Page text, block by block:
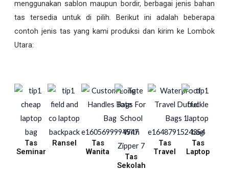
menggunakan sablon maupun bordir, berbagai jenis bahan
tas tersedia untuk di pilih. Berikut ini adalah beberapa
contoh jenis tas yang kami produksi dan kirim ke Lombok
Utara:
Tas
Seminar
Ransel
Tas
Wanita
Tas
Sekolah
Tas
Travel
Tas
Laptop